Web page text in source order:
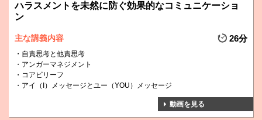
ハラスメントを未然に防ぐ効果的なコミュニケーショ
ン
主な講義内容 26分
自責思考と他責思考
アンガーマネジメント
コアビリーフ
アイ（I）メッセージとユー（YOU）メッセージ
動画を見る